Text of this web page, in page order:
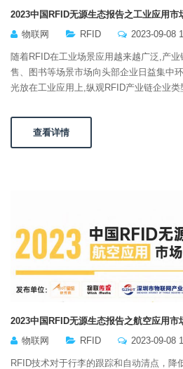
2023中国RFID无源生态报告之工业应用市
物联网
RFID 2023-09-08
随着RFID在工业场景应用越来越广泛,产
售、图书等场景市场向头部企业日益集中
光放在工业应用上,纵观RFID产业链企业
查看详情
2023中国RFID无源生态报告之航空应用市
物联网
RFID 2023-09-08
RFID技术对于行李的跟踪和自动清点，降